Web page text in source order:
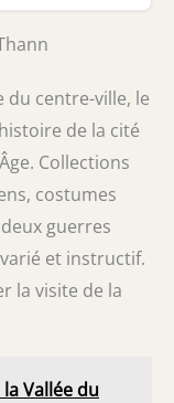
centre-ville, le
de la cité
Collections
costumes
guerres
et instructif.
la visite de la
Vallée du